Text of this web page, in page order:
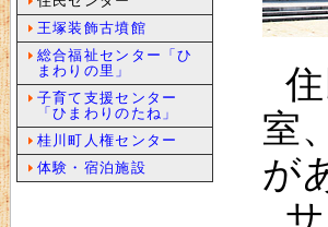
室
が
王塚装飾古墳館
総合福祉センター「ひ
まわりの里」
子育て支援センター
「ひまわりのたね」
桂川町人権センター
体験・宿泊施設